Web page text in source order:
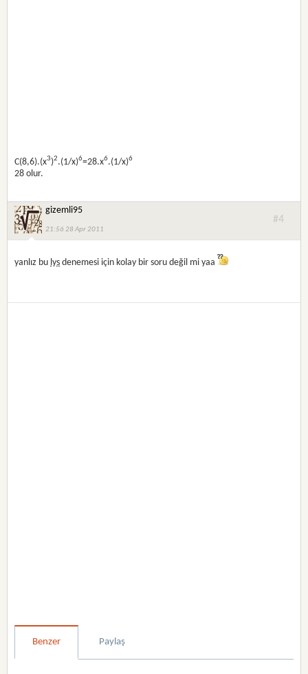
C(8,6).(x3)2.(1/x)6=28.x6.(1/x)6
28 olur.
gizemli95
21:56 28 Apr 2011
#4
yanlız bu lys denemesi için kolay bir soru değil mi yaa
Benzer Paylaş